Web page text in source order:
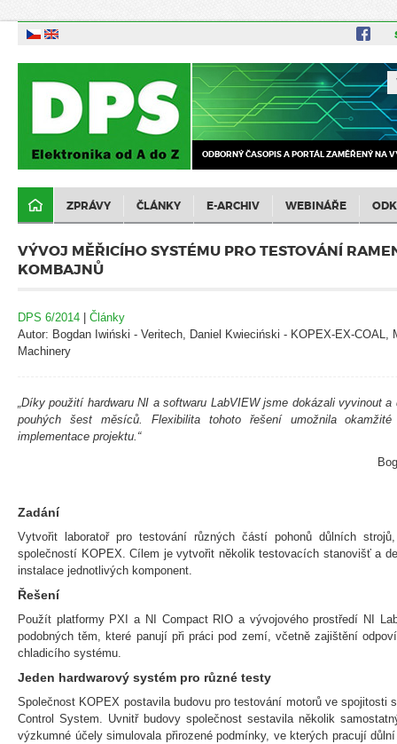
ODBORNÝ ČASOPIS A PORTÁL ZAMĚŘENÝ NA
ZPRÁVY ČLÁNKY E-ARCHIV WEBINÁŘE
VÝVOJ MĚŘICÍHO SYSTÉMU PRO TESTOVÁNÍ
KOMBAJNŮ
DPS 6/2014 | Články
Autor: Bogdan Iwiński - Veritech, Daniel Kwieciński - KOPEX-EX-COAL,
Machinery
„Díky použití hardwaru NI a softwaru LabVIEW jsme dokázali vyvinout
pouhých šest měsíců. Flexibilita tohoto řešení umožnila
implementace projektu.“
Zadání
Vytvořit laboratoř pro testování různých částí pohonů důlních
společností KOPEX. Cílem je vytvořit několik testovacích stanovišť a
instalace jednotlivých komponent.
Řešení
Použít platformy PXI a NI Compact RIO a vývojového prostředí NI
podobných těm, které panují při práci pod zemí, včetně zajištění
chladicího systému.
Jeden hardwarový systém pro různé testy
Společnost KOPEX postavila budovu pro testování motorů ve spojitosti
Control System. Uvnitř budovy společnost sestavila několik
výzkumné účely simulovala přirozené podmínky, ve kterých pracují